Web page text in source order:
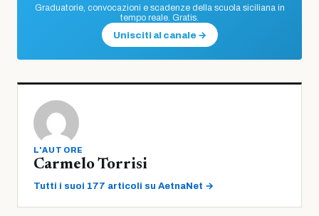
Graduatorie, convocazioni e scadenze della scuola siciliana in
tempo reale. Gratis.
Unisciti al canale →
L'AUTORE
Carmelo Torrisi
Tutti i suoi 177 articoli su AetnaNet →